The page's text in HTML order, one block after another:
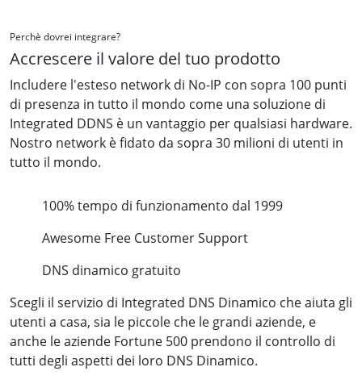
Perchè dovrei integrare?
Accrescere il valore del tuo prodotto
Includere l'esteso network di No-IP con sopra 100 punti
di presenza in tutto il mondo come una soluzione di
Integrated DDNS è un vantaggio per qualsiasi hardware.
Nostro network è fidato da sopra 30 milioni di utenti in
tutto il mondo.
100% tempo di funzionamento dal 1999
Awesome Free Customer Support
DNS dinamico gratuito
Scegli il servizio di Integrated DNS Dinamico che aiuta gli
utenti a casa, sia le piccole che le grandi aziende, e
anche le aziende Fortune 500 prendono il controllo di
tutti degli aspetti dei loro DNS Dinamico.